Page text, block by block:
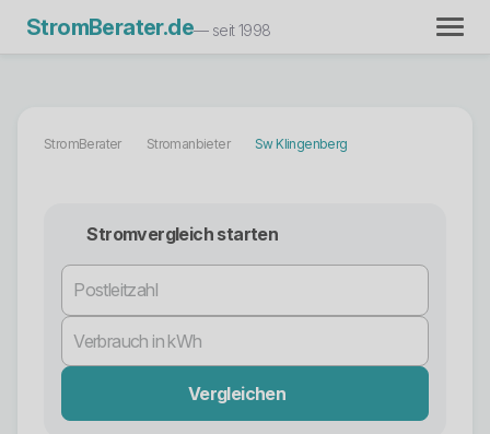
StromBerater.de— seit 1998
StromBerater Stromanbieter Sw Klingenberg
Stromvergleich starten
Vergleichen